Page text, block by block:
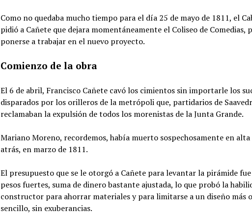
Como no quedaba mucho tiempo para el día 25 de mayo de 1811, el
pidió a Cañete que dejara momentáneamente el Coliseo de Comedias,
ponerse a trabajar en el nuevo proyecto.
Comienzo de la obra
El 6 de abril, Francisco Cañete cavó los cimientos sin importarle los
disparados por los orilleros de la metrópoli que, partidarios de
reclamaban la expulsión de todos los morenistas de la Junta Grande.
Mariano Moreno, recordemos, había muerto sospechosamente en
atrás, en marzo de 1811.
El presupuesto que se le otorgó a Cañete para levantar la pirámide
pesos fuertes, suma de dinero bastante ajustada, lo que probó la
constructor para ahorrar materiales y para limitarse a un diseño más
sencillo, sin exuberancias.